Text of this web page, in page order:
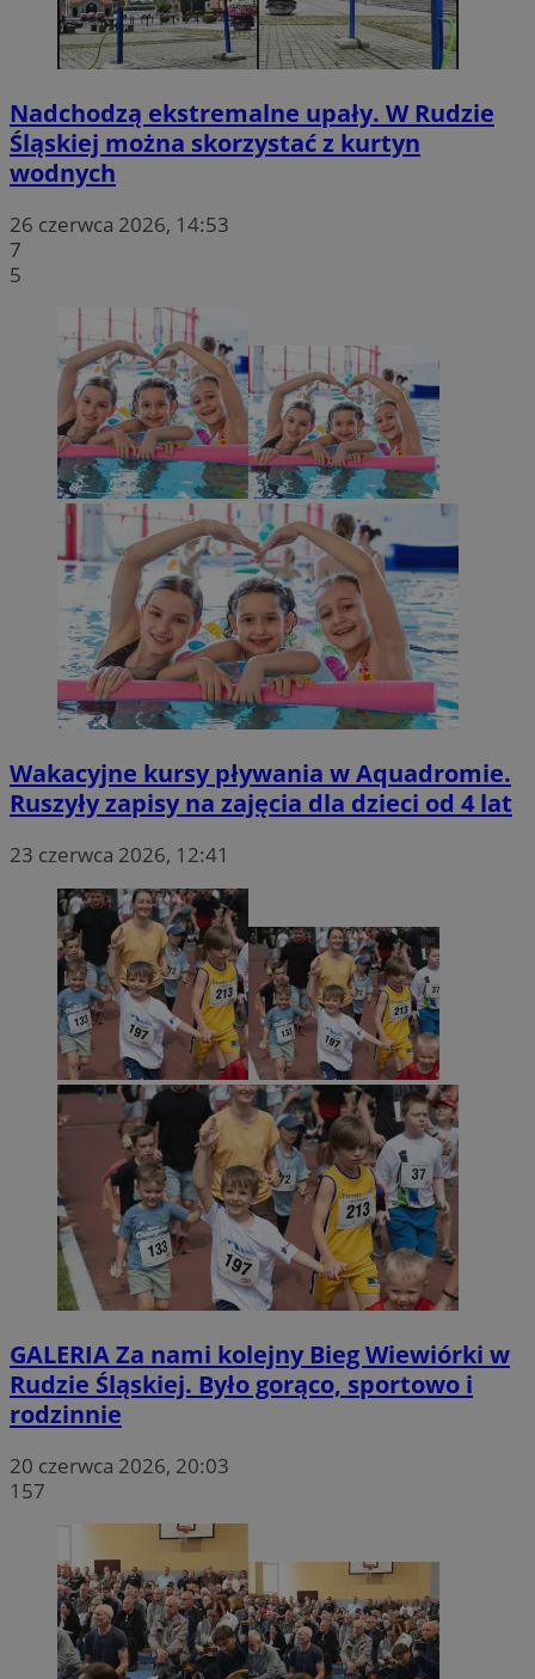
Nadchodzą ekstremalne upały. W Rudzie
Śląskiej można skorzystać z kurtyn
wodnych
26 czerwca 2026, 14:53
7
5
Wakacyjne kursy pływania w Aquadromie.
Ruszyły zapisy na zajęcia dla dzieci od 4 lat
23 czerwca 2026, 12:41
GALERIAZa nami kolejny Bieg Wiewiórki w
Rudzie Śląskiej. Było gorąco, sportowo i
rodzinnie
20 czerwca 2026, 20:03
157